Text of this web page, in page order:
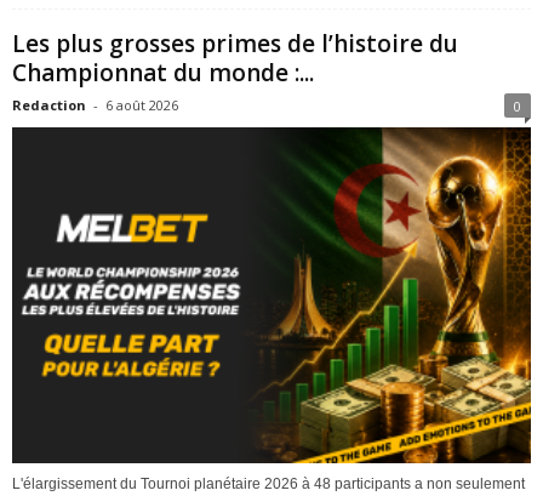
Les plus grosses primes de l’histoire du
Championnat du monde :...
Redaction - 6 août 2026 0
L'élargissement du Tournoi planétaire 2026 à 48 participants a non seulement